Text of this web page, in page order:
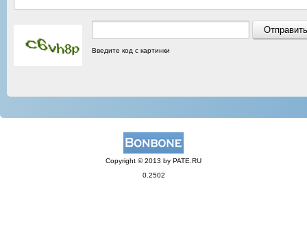
Введите код с картинки
Copyright © 2013 by PATE.RU
0.2502